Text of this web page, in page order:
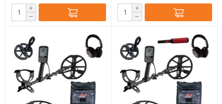
+
−
+
−